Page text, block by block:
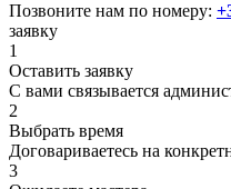
Позвоните нам по номеру:
заявку
1
Оставить заявку
С вами связывается
2
Выбрать время
Договариваетесь на
3